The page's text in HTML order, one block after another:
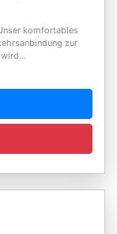
komfortables
zur